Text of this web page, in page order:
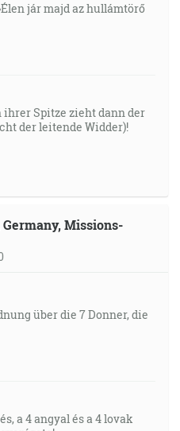
jár majd az hullámtörő
ihrer Spitze zieht dann der
der leitende Widder)!
Germany, Missions-
über die 7 Donner, die
a 4 angyal és a 4 lovak